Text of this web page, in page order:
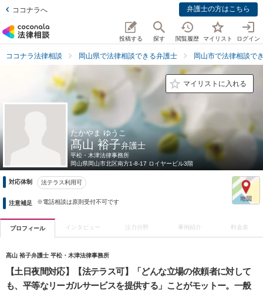
ココナラへ 弁護士の方はこちら
投稿する 探す 閲覧履歴 マイリスト ログイン
ココナラ法律相談 岡山県で法律相談できる弁護士 岡山市で法律相談で
マイリストに入れる
たかやま ゆうこ
髙山 裕子弁護士
平松・木津法律事務所
岡山県岡山市北区南方1-8-17 ロイヤービル3階
対応体制 法テラス利用可
注意補足 ※電話相談は原則受付不可です
プロフィール インタビュー 注力分野 事例紹介 料金表
髙山 裕子弁護士 平松・木津法律事務所
【土日夜間対応】【法テラス可】「どんな立場の依頼者に対して
も、平等なリーガルサービスを提供する」ことがモットー。一般